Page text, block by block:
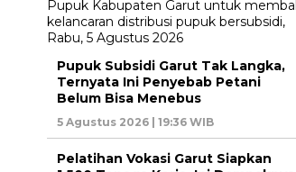
Pupuk Subsidi Garut Tak Langka,
Ternyata Ini Penyebab Petani
Belum Bisa Menebus
5 Agustus 2026 | 19:36 WIB
Pelatihan Vokasi Garut Siapkan